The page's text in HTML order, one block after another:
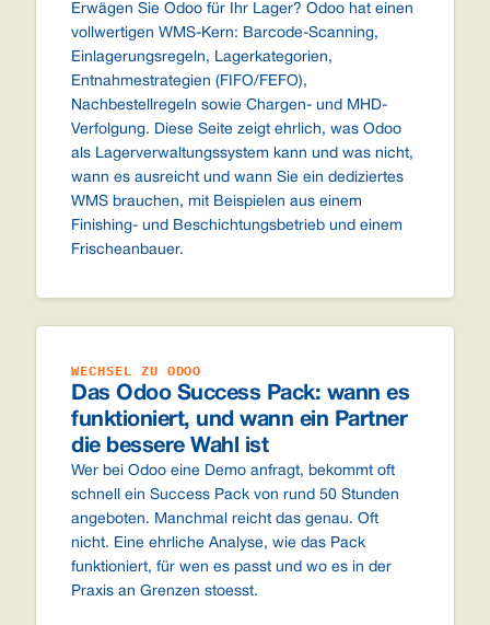
Erwägen Sie Odoo für Ihr Lager? Odoo hat einen
vollwertigen WMS-Kern: Barcode-Scanning,
Einlagerungsregeln, Lagerkategorien,
Entnahmestrategien (FIFO/FEFO),
Nachbestellregeln sowie Chargen- und MHD-
Verfolgung. Diese Seite zeigt ehrlich, was Odoo
als Lagerverwaltungssystem kann und was nicht,
wann es ausreicht und wann Sie ein dediziertes
WMS brauchen, mit Beispielen aus einem
Finishing- und Beschichtungsbetrieb und einem
Frischeanbauer.
WECHSEL ZU ODOO
Das Odoo Success Pack: wann es
funktioniert, und wann ein Partner
die bessere Wahl ist
Wer bei Odoo eine Demo anfragt, bekommt oft
schnell ein Success Pack von rund 50 Stunden
angeboten. Manchmal reicht das genau. Oft
nicht. Eine ehrliche Analyse, wie das Pack
funktioniert, für wen es passt und wo es in der
Praxis an Grenzen stoesst.